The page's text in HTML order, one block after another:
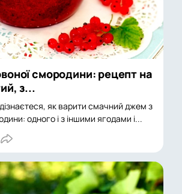
смородини: рецепт на
з...
дізнаєтеся, як варити смачний джем з
одного і з іншими ягодами і...